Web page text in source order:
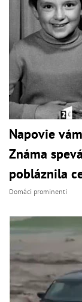
Napovie
Známa
pobláznila
Domáci prominenti